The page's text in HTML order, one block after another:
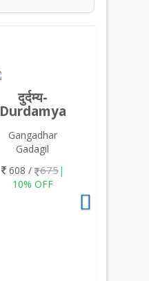
दुर्दम्य-
Durdamya
Gangadhar
Gadagil
608 /
675|
10% OFF